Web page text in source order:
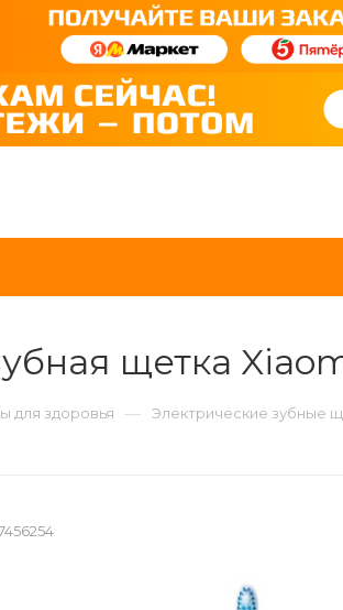
щетка
для здоровья — Электрические зубные